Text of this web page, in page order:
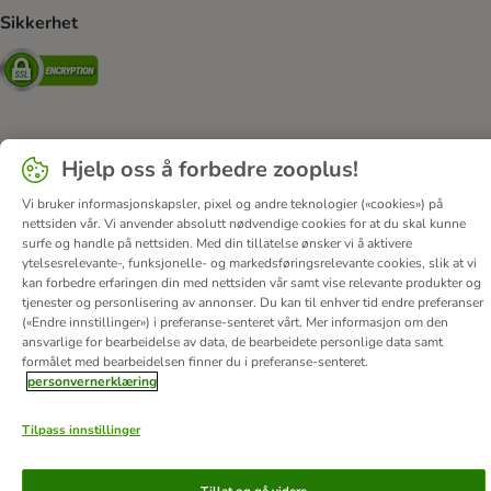
Sikkerhet
Security
Om oss Karriere Corporate Website
Firmainformasjon
DSA
Vilkår & betingelser Personvern
Angre avtalen her
Kontakt
Frakt & levering
Betalingsmetoder
Tilgjengelighetserklæring
© zooplus SE2026
Hjelp oss å forbedre zooplus!
Vi bruker informasjonskapsler, pixel og andre teknologier («cookies») på
nettsiden vår. Vi anvender absolutt nødvendige cookies for at du skal kunne
surfe og handle på nettsiden. Med din tillatelse ønsker vi å aktivere
ytelsesrelevante-, funksjonelle- og markedsføringsrelevante cookies, slik at vi
kan forbedre erfaringen din med nettsiden vår samt vise relevante produkter og
tjenester og personlisering av annonser. Du kan til enhver tid endre preferanser
(«Endre innstillinger») i preferanse-senteret vårt. Mer informasjon om den
ansvarlige for bearbeidelse av data, de bearbeidete personlige data samt
formålet med bearbeidelsen finner du i preferanse-senteret.
personvernerklæring
Tilpass innstillinger